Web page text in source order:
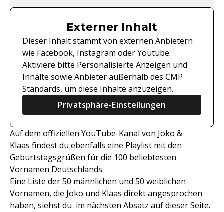
Externer Inhalt
Dieser Inhalt stammt von externen Anbietern
wie Facebook, Instagram oder Youtube.
Aktiviere bitte Personalisierte Anzeigen und
Inhalte sowie Anbieter außerhalb des CMP
Standards, um diese Inhalte anzuzeigen.
Privatsphäre-Einstellungen
Auf dem offiziellen YouTube-Kanal von Joko &
Klaas findest du ebenfalls eine Playlist mit den
Geburtstagsgrüßen für die 100 beliebtesten
Vornamen Deutschlands.
Eine Liste der 50 männlichen und 50 weiblichen
Vornamen, die Joko und Klaas direkt angesprochen
haben, siehst du im nächsten Absatz auf dieser Seite.